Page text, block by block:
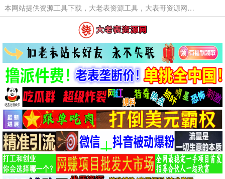
本网站提供资源工具下载，大老表资源工具，大表哥资源网软件工具，大老表资源下载，活动线报福利资源分享,活动线报，大型网游经典游戏，网络热门技术游戏辅助交流与分享。